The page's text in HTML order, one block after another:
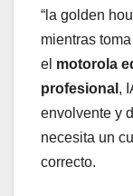
“la golden
mientras
el motorola
profesional ,
envolvente y
necesita un
correcto.